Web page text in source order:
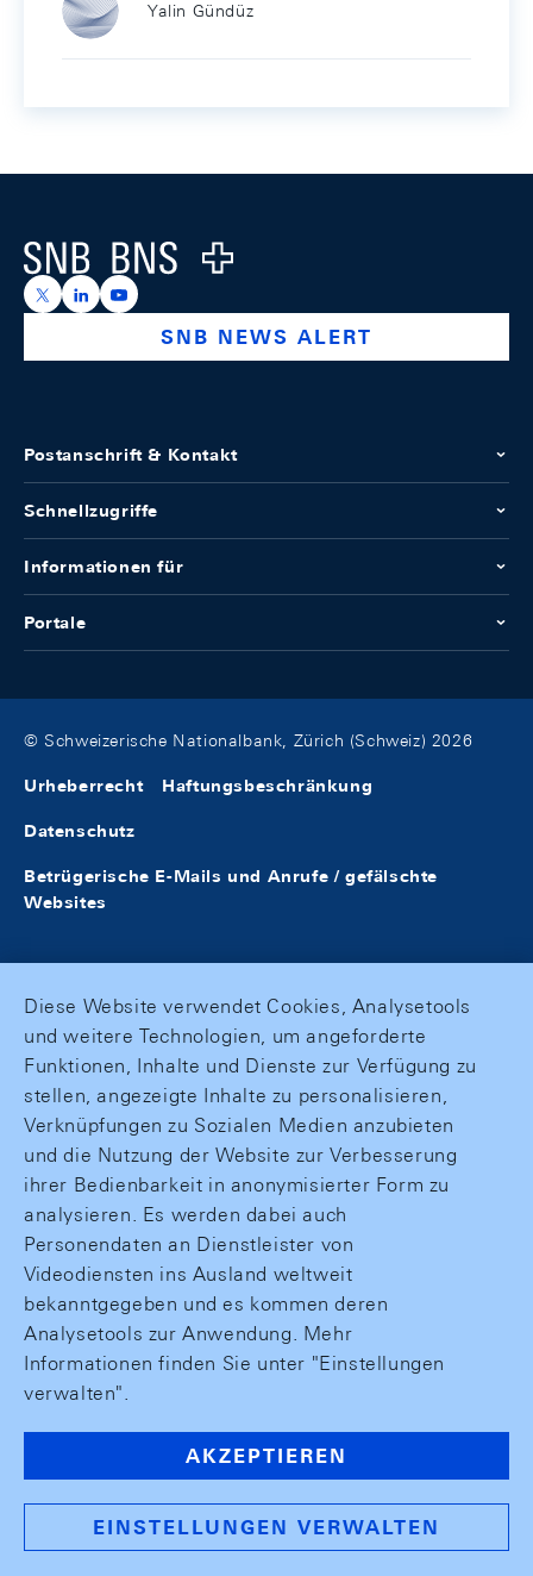
Yalin Gündüz
Logo
https://x.com/snb_bns
https://ch.linkedin.com/company/swiss-national-
https://www.youtube.com/@swissnationalbank
SNB NEWS ALERT
Postanschrift & Kontakt
Schnellzugriffe
Informationen für
Portale
© Schweizerische Nationalbank, Zürich (Schweiz) 2026
Urheberrecht Haftungsbeschränkung
Datenschutz
Betrügerische E-Mails und Anrufe / gefälschte
Websites
Diese Website verwendet Cookies, Analysetools
und weitere Technologien, um angeforderte
Funktionen, Inhalte und Dienste zur Verfügung zu
stellen, angezeigte Inhalte zu personalisieren,
Verknüpfungen zu Sozialen Medien anzubieten
und die Nutzung der Website zur Verbesserung
ihrer Bedienbarkeit in anonymisierter Form zu
analysieren. Es werden dabei auch
Personendaten an Dienstleister von
Videodiensten ins Ausland weltweit
bekanntgegeben und es kommen deren
Analysetools zur Anwendung. Mehr
Informationen finden Sie unter "Einstellungen
verwalten".
AKZEPTIEREN
EINSTELLUNGEN VERWALTEN